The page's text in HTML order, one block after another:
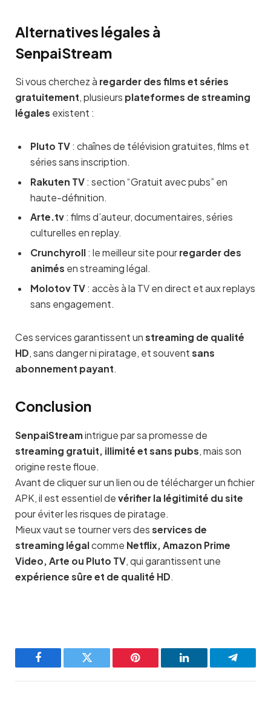
Alternatives légales à
SenpaiStream
Si vous cherchez à regarder des films et séries
gratuitement, plusieurs plateformes de streaming
légales existent :
Pluto TV : chaînes de télévision gratuites, films et
séries sans inscription.
Rakuten TV : section “Gratuit avec pubs” en
haute-définition.
Arte.tv : films d’auteur, documentaires, séries
culturelles en replay.
Crunchyroll : le meilleur site pour regarder des
animés en streaming légal.
Molotov TV : accès à la TV en direct et aux replays
sans engagement.
Ces services garantissent un streaming de qualité
HD , sans danger ni piratage, et souvent sans
abonnement payant
Conclusion
SenpaiStreamintrigue par sa promesse de
streaming gratuit, illimité et sans pubs, mais son
origine reste floue.
Avant de cliquer sur un lien ou de télécharger un fichier
APK, il est essentiel de vérifier la légitimité du site
pour éviter les risques de piratage.
Mieux vaut se tourner vers des services de
streaming légalcomme Netflix, Amazon Prime
Video, Arte ou Pluto TV, qui garantissent une
expérience sûre et de qualité HD.
Facebook Twitter Pinterest LinkedIn